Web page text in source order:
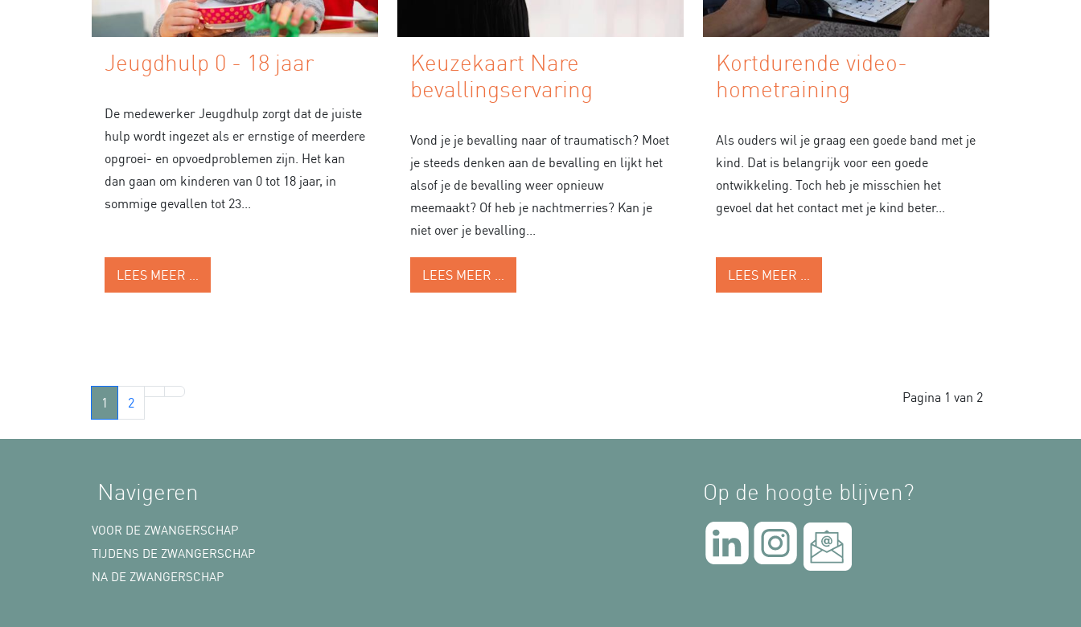
Jeugdhulp 0 - 18 jaar
De medewerker Jeugdhulp zorgt dat de juiste
hulp wordt ingezet als er ernstige of meerdere
opgroei- en opvoedproblemen zijn. Het kan
dan gaan om kinderen van 0 tot 18 jaar, in
sommige gevallen tot 23...
LEES MEER …
Keuzekaart Nare
bevallingservaring
Vond je je bevalling naar of traumatisch? Moet
je steeds denken aan de bevalling en lijkt het
alsof je de bevalling weer opnieuw
meemaakt? Of heb je nachtmerries? Kan je
niet over je bevalling...
LEES MEER …
Kortdurende video-
hometraining
Als ouders wil je graag een goede band met je
kind. Dat is belangrijk voor een goede
ontwikkeling. Toch heb je misschien het
gevoel dat het contact met je kind beter...
LEES MEER …
Pagina 1 van 2
1 2
Navigeren
VOOR DE ZWANGERSCHAP
TIJDENS DE ZWANGERSCHAP
NA DE ZWANGERSCHAP
Op de hoogte blijven?